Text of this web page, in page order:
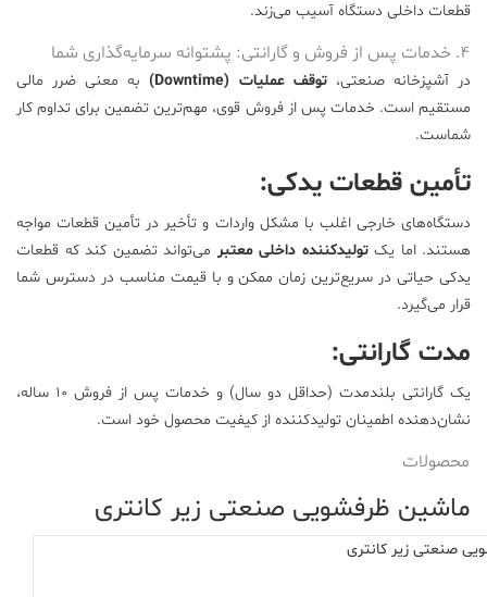
قطعات داخلی دستگاه آسیب می‌زند.
۴. خدمات پس از فروش و گارانتی: پشتوانه سرمایه‌گذاری شما
در آشپزخانه صنعتی،توقف عملیات (Downtime)
به معنی ضرر مالی
مستقیم است. خدمات پس از فروش قوی، مهم‌ترین تضمین برای تداوم کار
شماست.
تأمین قطعات یدکی:
دستگاه‌های خارجی اغلب با مشکل واردات و تأخیر در تأمین قطعات مواجه
هستند. اما یکتولیدکننده داخلی معتبر می‌تواند تضمین کند که قطعات
یدکی حیاتی در سریع‌ترین زمان ممکن و با قیمت مناسب در دسترس شما
قرار می‌گیرد.
مدت گارانتی:
یک گارانتی بلندمدت (حداقل دو سال) و خدمات پس از فروش ۱۰ ساله،
نشان‌دهنده اطمینان تولیدکننده از کیفیت محصول خود است.
محصولات
ماشین ظرفشویی صنعتی زیر کانتری